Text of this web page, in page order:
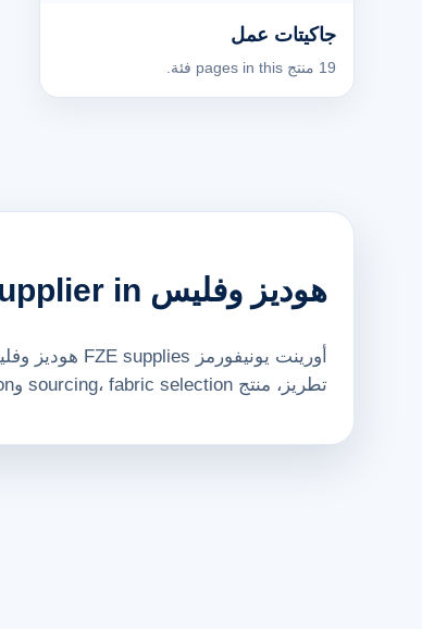
جاكيتات عمل
19 منتج pages in this فئة.
هوديز وفليس supplier in الإمارات
تطريز، منتج sourcing، fabric selection وquote preparation لـ corporate، hospitality، school وpromotional requirements.